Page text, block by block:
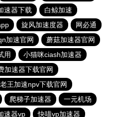
速器下载
白鲸加速
旋风加速度器
网必通
加速官网
蘑菇加速器官网
用
小猫咪ciash加速器
加速器下载官网
老王加速npv下载官网
爬梯子加速器
一元机场
速器vp 快喵vp加速器